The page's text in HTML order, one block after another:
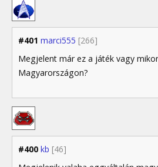
#401 marci555 [266]
Megjelent már ez a játék vagy
Magyarországon?
#400 kb [46]